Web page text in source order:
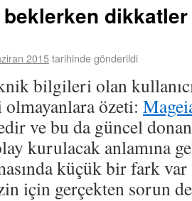
beklerken
2015tarihinde gönderildi
bilgileri olan
özeti:
ve bu da güncel
kurulacak anlamına
küçük bir fark var
için gerçekten sorun